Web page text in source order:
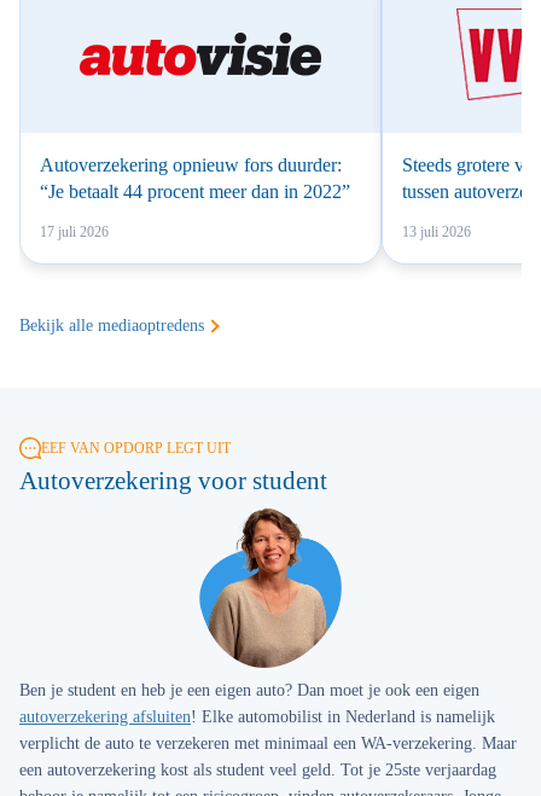
Autoverzekering opnieuw fors duurder:
“Je betaalt 44 procent meer dan in 2022”
17 juli 2026
Steeds grotere
tussen
13 juli 2026
Bekijk alle mediaoptredens
EEF VAN OPDORP LEGT UIT
Autoverzekering voor student
Ben je student en heb je een eigen auto? Dan moet je ook een eigen
autoverzekering afsluiten! Elke automobilist in Nederland is namelijk
verplicht de auto te verzekeren met minimaal een WA-verzekering. Maar
een autoverzekering kost als student veel geld. Tot je 25ste verjaardag